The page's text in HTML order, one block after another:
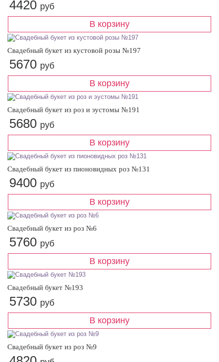
4420 руб
Свадебный букет из кустовой розы №197
5670 руб
Свадебный букет из роз и эустомы №191
5680 руб
Свадебный букет из пионовидных роз №131
9400 руб
Свадебный букет из роз №6
5760 руб
Свадебный букет №193
5730 руб
Свадебный букет из роз №9